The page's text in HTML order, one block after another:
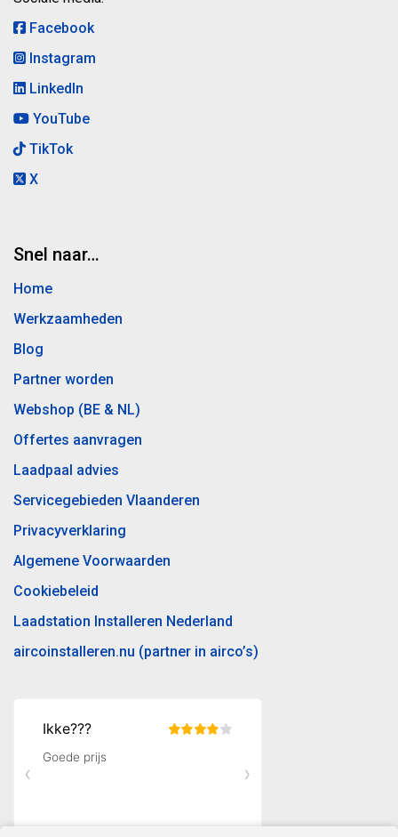
Facebook
Instagram
LinkedIn
YouTube
TikTok
X
Snel naar…
Home
Werkzaamheden
Blog
Partner worden
Webshop (BE & NL)
Offertes aanvragen
Laadpaal advies
Servicegebieden Vlaanderen
Privacyverklaring
Algemene Voorwaarden
Cookiebeleid
Laadstation Installeren Nederland
aircoinstalleren.nu (partner in airco’s)